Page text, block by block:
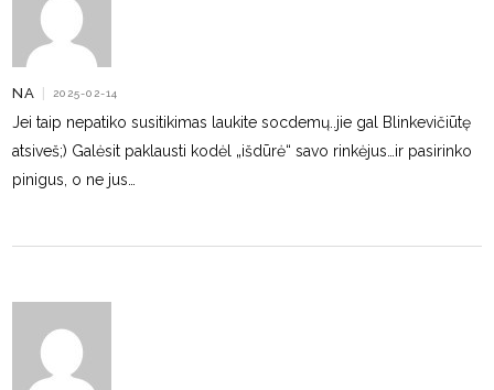
NA | 2025-02-14
Jei taip nepatiko susitikimas laukite socdemų..jie gal Blinkevičiūtę
atsiveš;) Galėsit paklausti kodėl „išdūrė“ savo rinkėjus…ir pasirinko
pinigus, o ne jus…